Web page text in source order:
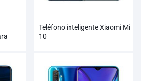
Teléfono inteligente Xiaomi Mi
10